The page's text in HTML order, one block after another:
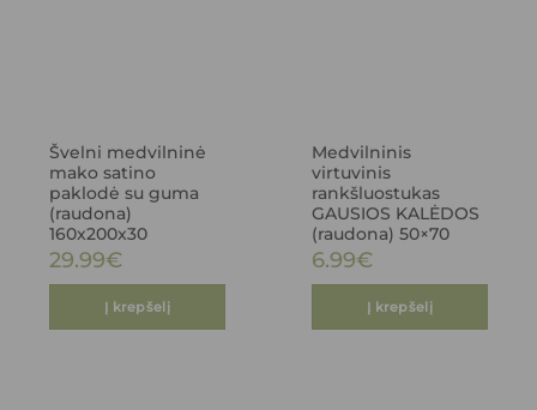
Švelni medvilninė
mako satino
paklodė su guma
(raudona)
160x200x30
29.99€
Į krepšelį
Medvilninis
virtuvinis
rankšluostukas
GAUSIOS KALĖDOS
(raudona) 50×70
6.99€
Į krepšelį